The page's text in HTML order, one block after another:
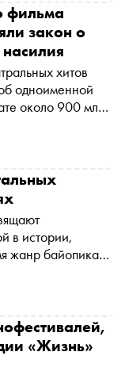
в которых
мифы
фильма
закон о
хитов
одноименной
около 900 млн
кассовых
работает над
на Патриках
сезон
На
кино. В
новых проектах,
в истории,
жанр байопика
игрового
историческому
всегда
времени,
«Жизнь»